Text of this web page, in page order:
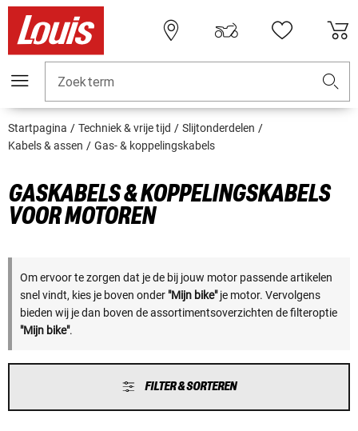
Zoekterm
Startpagina Techniek & vrije tijd
Slijtonderdelen
Kabels & assen
Gas- & koppelingskabels
GASKABELS & KOPPELINGSKABELS
VOOR MOTOREN
Om ervoor te zorgen dat je de bij jouw motor passende artikelen
snel vindt, kies je boven onder "Mijn bike"je motor. Vervolgens
bieden wij je dan boven de assortimentsoverzichten de filteroptie
"Mijn bike".
FILTER & SORTEREN